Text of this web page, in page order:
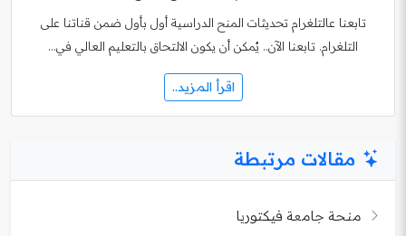
تابعنا عالتلغرام تحديثات المنح الدراسية أول بأول ضمن قناتنا على
التلغرام. تابعنا الآن.. يُمكن أن يكون الالتحاق بالتعليم العالي في…
اقرأ المزيد..
مقالات مرتبطة
منحة جامعة فيكتوريا